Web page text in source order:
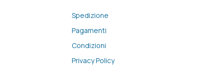
Spedizione
Pagamenti
Condizioni
Privacy Policy